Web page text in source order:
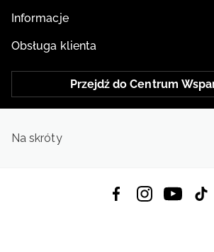
Informacje
Obsługa klienta
Przejdź do Centrum
Na skróty